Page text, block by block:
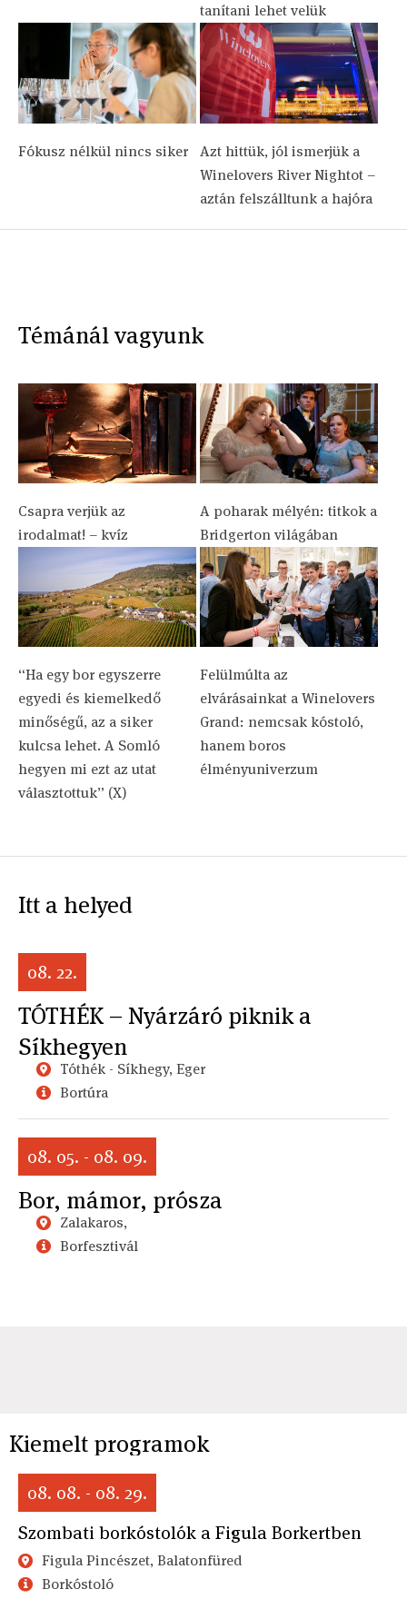
tanítani lehet velük
Fókusz nélkül nincs siker
Azt hittük, jól ismerjük a
Winelovers River Nightot –
aztán felszálltunk a hajóra
Témánál vagyunk
Csapra verjük az
irodalmat! – kvíz
A poharak mélyén: titkok a
Bridgerton világában
“Ha egy bor egyszerre
egyedi és kiemelkedő
minőségű, az a siker
kulcsa lehet. A Somló
hegyen mi ezt az utat
választottuk” (X)
Felülmúlta az
elvárásainkat a Winelovers
Grand: nemcsak kóstoló,
hanem boros
élményuniverzum
Itt a helyed
08. 22.
TÓTHÉK – Nyárzáró piknik a
Síkhegyen
Tóthék - Síkhegy, Eger
Bortúra
08. 05. - 08. 09.
Bor, mámor, prósza
Zalakaros,
Borfesztivál
Kiemelt programok
08. 08. - 08. 29.
Szombati borkóstolók a Figula Borkertben
Figula Pincészet, Balatonfüred
Borkóstoló